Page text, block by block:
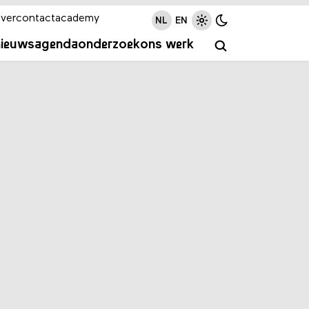
agendaonderzoekons werk
contact academy NL EN